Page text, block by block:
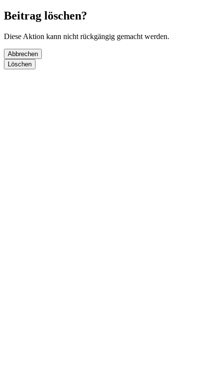
Beitrag löschen?
Diese Aktion kann nicht rückgängig gemacht werden.
Abbrechen
Löschen